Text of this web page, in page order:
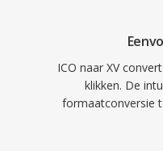
ICO naar XV
klikken. De
formaatconversie